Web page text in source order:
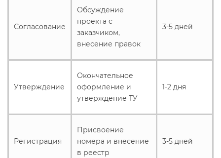
Согласование
Обсуждение
проекта с
заказчиком,
внесение правок
3-5 дней
Утверждение
Окончательное
оформление и
утверждение ТУ
1-2 дня
Регистрация
Присвоение
номера и внесение
в реестр
3-5 дней
электромагнитной
совместимости (ТР ТС 020)
Сертификация детских товаров
(ТР ТС 007)
Сертификация товаров легкой
промышленности (ТР ТС 017)
Сертификация промышленного
оборудования (ТР ТС 010)